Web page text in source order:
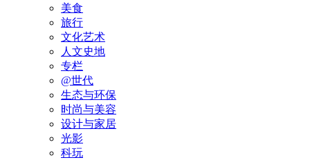
美食
旅行
文化艺术
人文史地
专栏
@世代
生态与环保
时尚与美容
设计与家居
光影
科玩